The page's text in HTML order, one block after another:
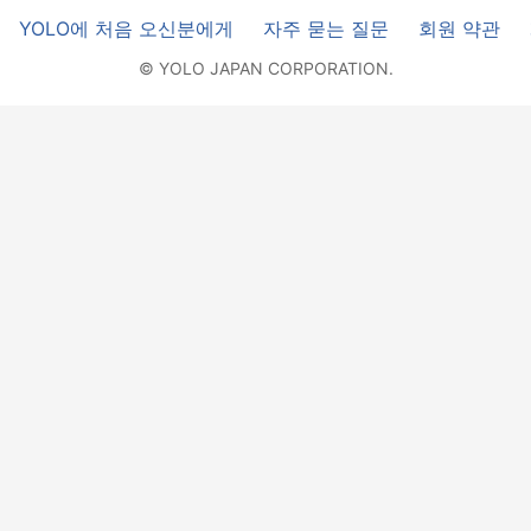
YOLO에 처음 오신분에게 자주 묻는 질문 회원 약관
© YOLO JAPAN CORPORATION.